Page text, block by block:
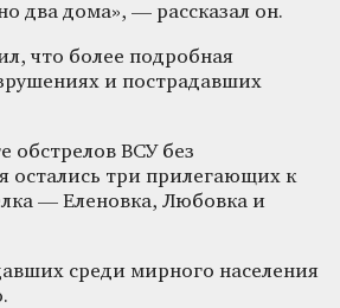
два дома», — рассказал он.
что более подробная
и пострадавших
обстрелов ВСУ без
остались три прилегающих к
— Еленовка, Любовка и
среди мирного населения